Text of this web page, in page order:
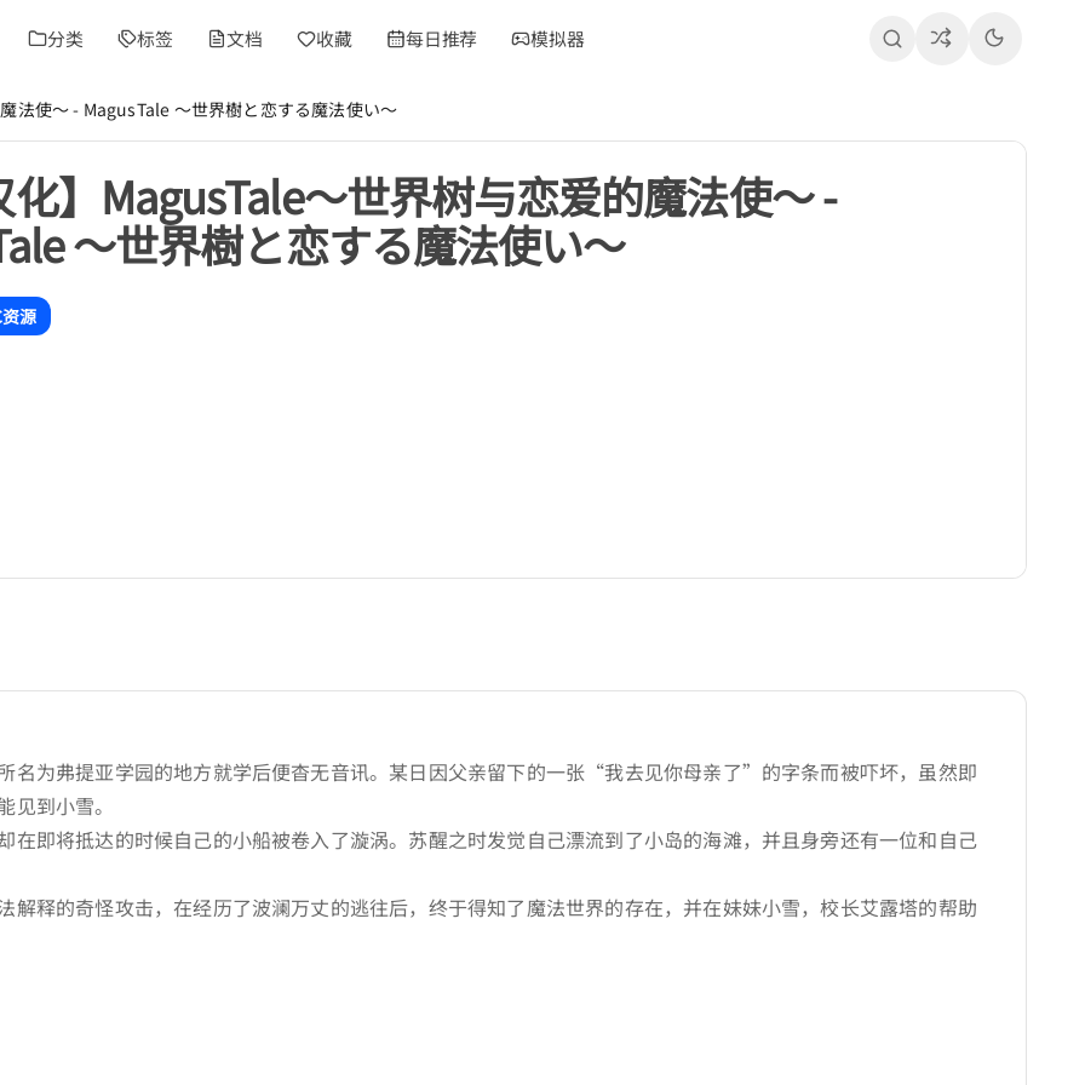
分类 标签 文档 收藏 每日推荐 模拟器
法使～ - MagusTale ～世界樹と恋する魔法使い～
】MagusTale～世界树与恋爱的魔法使～ -
～世界樹と恋する魔法使い～
源
名为弗提亚学园的地方就学后便杳无音讯。某日因父亲留下的一张“我去见你母亲了”的字条而被吓坏，虽然即
到小雪。
在即将抵达的时候自己的小船被卷入了漩涡。苏醒之时发觉自己漂流到了小岛的海滩，并且身旁还有一位和自己
释的奇怪攻击，在经历了波澜万丈的逃往后，终于得知了魔法世界的存在，并在妹妹小雪，校长艾露塔的帮助